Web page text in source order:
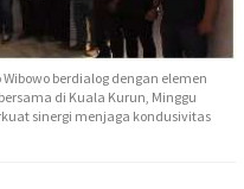
Wibowo berdialog dengan elemen
di Kuala Kurun, Minggu
sinergi menjaga kondusivitas